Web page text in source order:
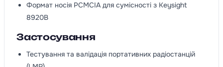
Формат носія PCMCIA для сумісності з Keysight
8920B
Застосування
Тестування та валідація портативних радіостанцій